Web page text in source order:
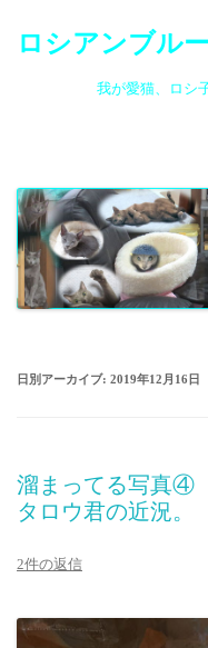
ロシアンブル
我が愛猫、ロシ
日別アーカイブ: 2019年12月16日
溜まってる写真④
タロウ君の近況。
2件の返信